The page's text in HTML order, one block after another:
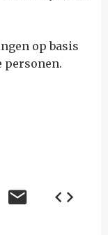
op basis
personen.